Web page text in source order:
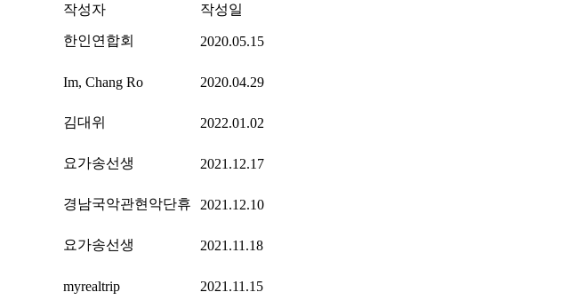
작성자 작성일
한인연합회 2020.05.15
Im, Chang Ro 2020.04.29
김대위 2022.01.02
요가송선생 2021.12.17
경남국악관현악단휴 2021.12.10
요가송선생 2021.11.18
myrealtrip 2021.11.15